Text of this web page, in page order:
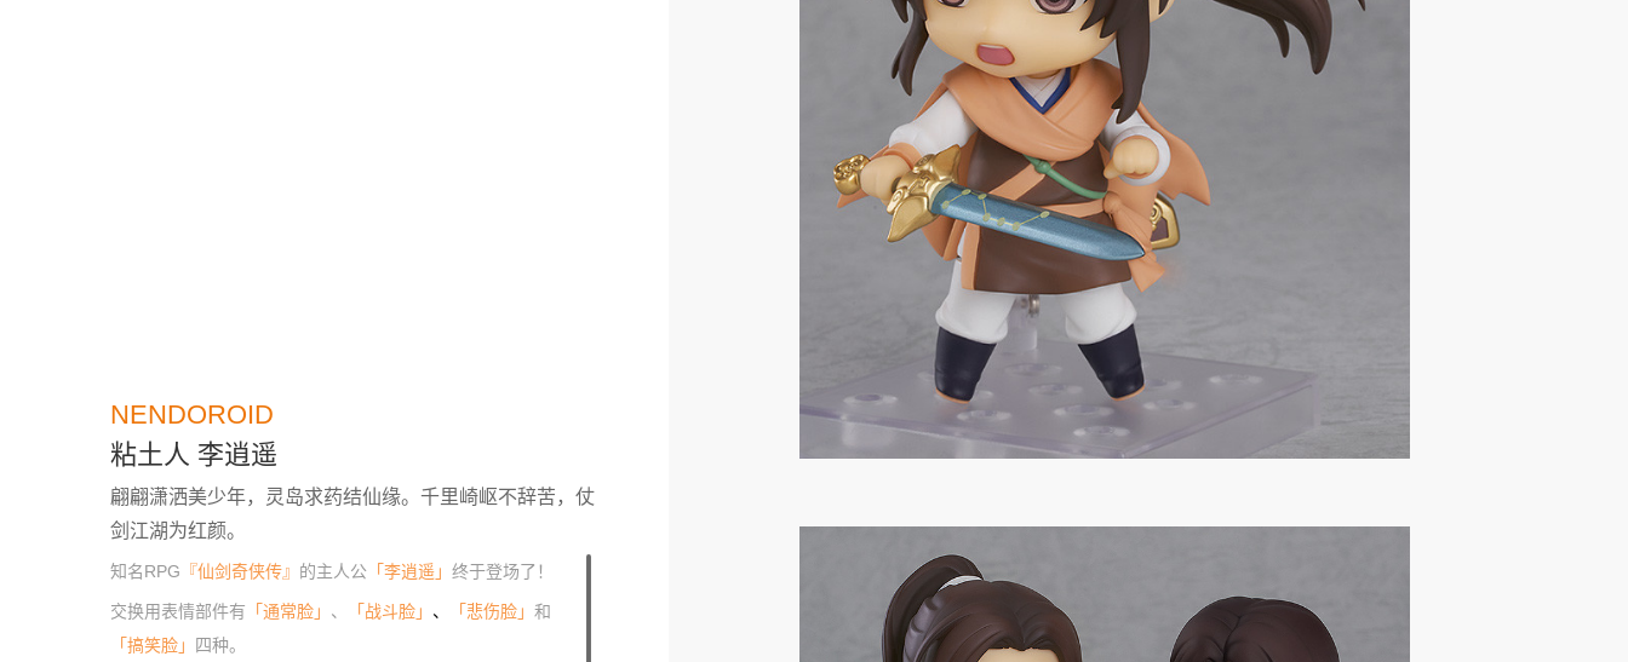
NENDOROID
粘土人 李逍遥
翩翩潇洒美少年，灵岛求药结仙缘。千里崎岖不辞苦，仗
剑江湖为红颜。
知名RPG 『仙剑奇侠传』 的主人公「李逍遥」 终于登场了！
交换用表情部件有 「通常脸」 、 「战斗脸」 、 「悲伤脸」 和
「搞笑脸」 四种。